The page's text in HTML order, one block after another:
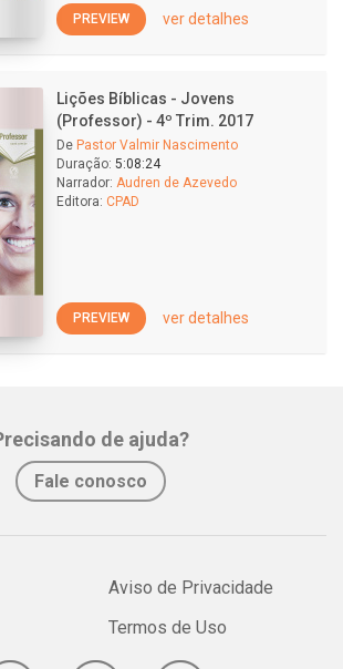
PREVIEW ver detalhes
Lições Bíblicas - Jovens
(Professor) - 4º Trim. 2017
De Pastor Valmir Nascimento
Duração: 5:08:24
Narrador: Audren de Azevedo
Editora: CPAD
PREVIEW ver detalhes
de ajuda?
Fale conosco
Aviso de Privacidade
Termos de Uso